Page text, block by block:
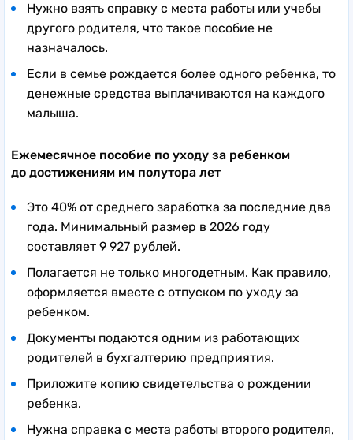
Нужно взять справку с места работы или учебы
другого родителя, что такое пособие не
назначалось.
Если в семье рождается более одного ребенка, то
денежные средства выплачиваются на каждого
малыша.
Ежемесячное пособие по уходу за ребенком
до достижениям им полутора лет
Это 40% от среднего заработка за последние два
года. Минимальный размер в 2026 году
составляет 9 927 рублей.
Полагается не только многодетным. Как правило,
оформляется вместе с отпуском по уходу за
ребенком.
Документы подаются одним из работающих
родителей в бухгалтерию предприятия.
Приложите копию свидетельства о рождении
ребенка.
Нужна справка с места работы второго родителя,